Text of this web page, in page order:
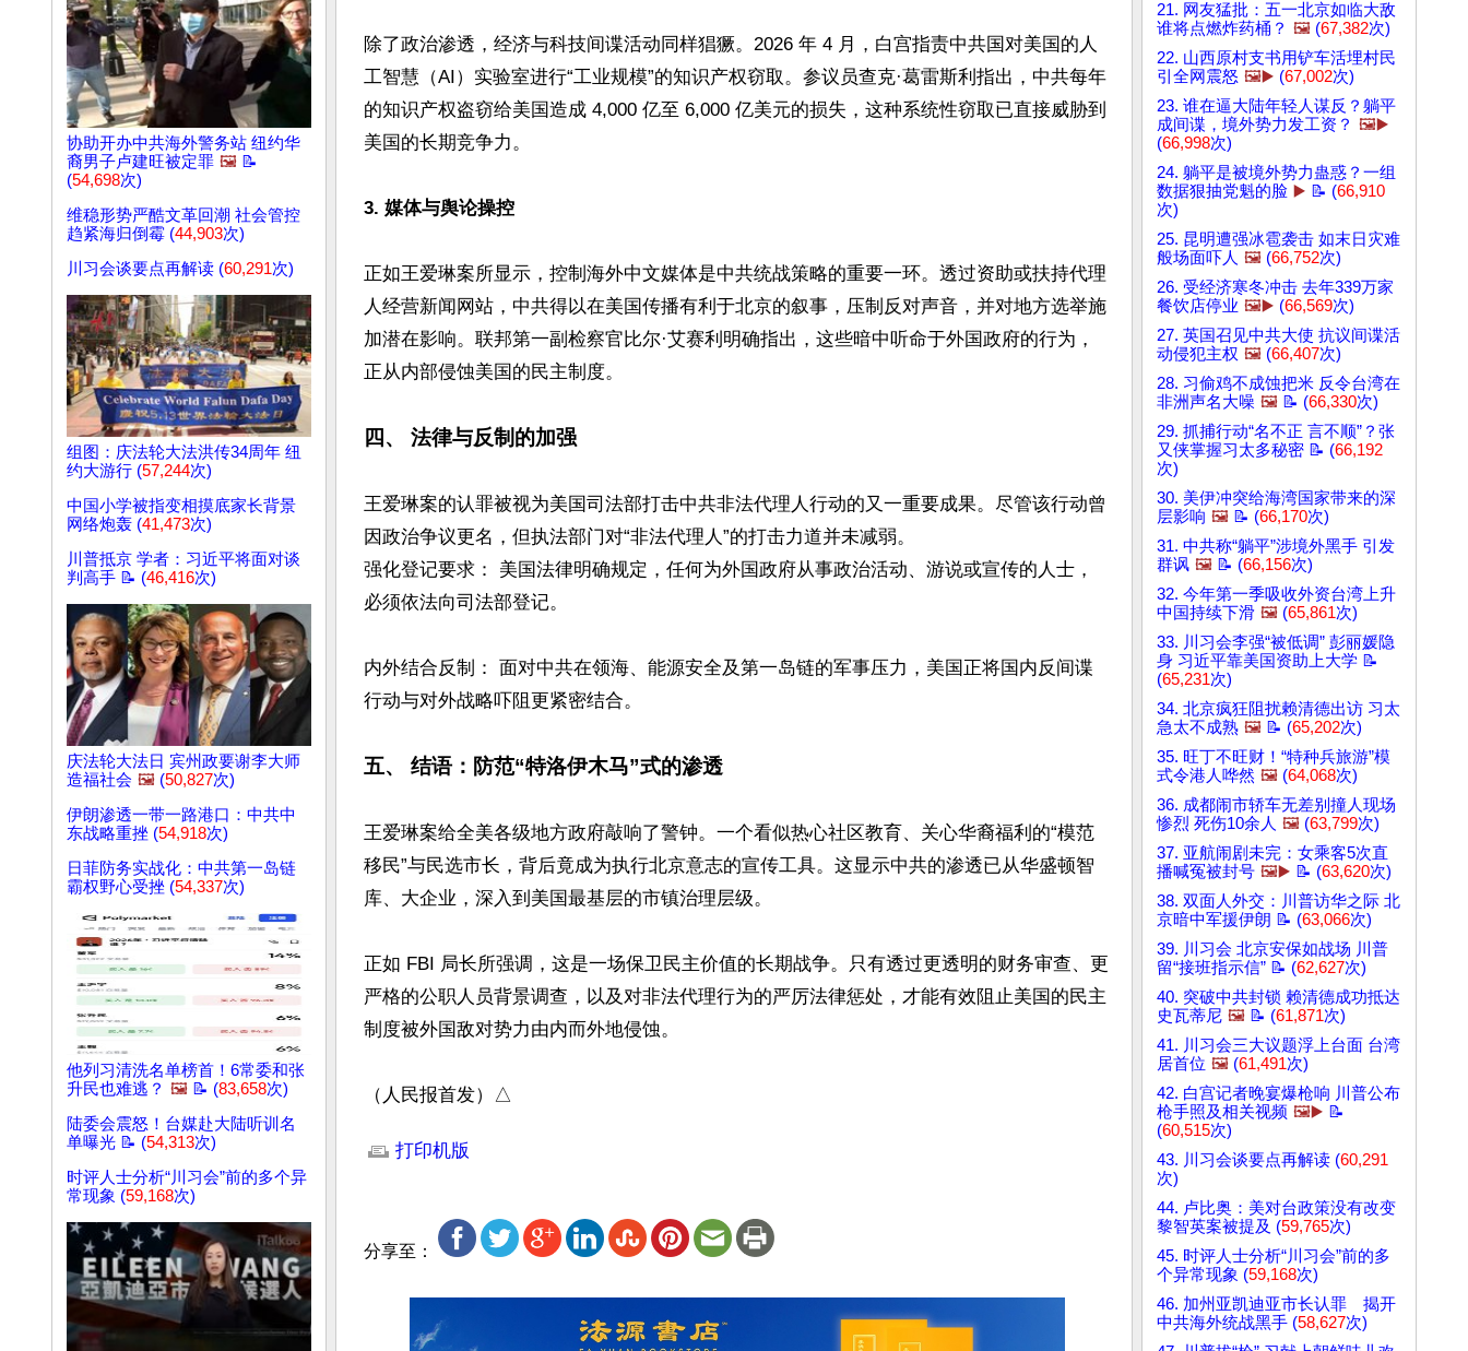
协助开办中共海外警务站 纽约华
裔男子卢建旺被定罪 🖼️ 📝
(54,698次)
维稳形势严酷文革回潮 社会管控
趋紧海归倒霉 (44,903次)
川习会谈要点再解读 (60,291次)
组图：庆法轮大法洪传34周年 纽
约大游行 (57,244次)
中国小学被指变相摸底家长背景
网络炮轰 (41,473次)
川普抵京 学者：习近平将面对谈
判高手 📝 (46,416次)
庆法轮大法日 宾州政要谢李大师
造福社会 🖼️ (50,827次)
伊朗渗透一带一路港口：中共中
东战略重挫 (54,918次)
日菲防务实战化：中共第一岛链
霸权野心受挫 (54,337次)
他列习清洗名单榜首！6常委和张
升民也难逃？ 🖼️ 📝 (83,658次)
陆委会震怒！台媒赴大陆听训名
单曝光 📝 (54,313次)
时评人士分析“川习会”前的多个异
常现象 (59,168次)
除了政治渗透，经济与科技间谍活动同样猖獗。2026 年 4 月，白宫指责中共国对美国的人
工智慧（AI）实验室进行“工业规模”的知识产权窃取。参议员查克·葛雷斯利指出，中共每年
的知识产权盗窃给美国造成 4,000 亿至 6,000 亿美元的损失，这种系统性窃取已直接威胁到
美国的长期竞争力。
3. 媒体与舆论操控
正如王爱琳案所显示，控制海外中文媒体是中共统战策略的重要一环。透过资助或扶持代理
人经营新闻网站，中共得以在美国传播有利于北京的叙事，压制反对声音，并对地方选举施
加潜在影响。联邦第一副检察官比尔·艾赛利明确指出，这些暗中听命于外国政府的行为，
正从内部侵蚀美国的民主制度。
四、 法律与反制的加强
王爱琳案的认罪被视为美国司法部打击中共非法代理人行动的又一重要成果。尽管该行动曾
因政治争议更名，但执法部门对“非法代理人”的打击力道并未减弱。
强化登记要求： 美国法律明确规定，任何为外国政府从事政治活动、游说或宣传的人士，
必须依法向司法部登记。
内外结合反制： 面对中共在领海、能源安全及第一岛链的军事压力，美国正将国内反间谍
行动与对外战略吓阻更紧密结合。
五、 结语：防范“特洛伊木马”式的渗透
王爱琳案给全美各级地方政府敲响了警钟。一个看似热心社区教育、关心华裔福利的“模范
移民”与民选市长，背后竟成为执行北京意志的宣传工具。这显示中共的渗透已从华盛顿智
库、大企业，深入到美国最基层的市镇治理层级。
正如 FBI 局长所强调，这是一场保卫民主价值的长期战争。只有透过更透明的财务审查、更
严格的公职人员背景调查，以及对非法代理行为的严厉法律惩处，才能有效阻止美国的民主
制度被外国敌对势力由内而外地侵蚀。
（人民报首发）△
打印机版
分享至：
21. 网友猛批：五一北京如临大敌
谁将点燃炸药桶？ 🖼️ (67,382次)
22. 山西原村支书用铲车活埋村民
引全网震怒 🖼️▶️ (67,002次)
23. 谁在逼大陆年轻人谋反？躺平
成间谍，境外势力发工资？ 🖼️▶️
(66,998次)
24. 躺平是被境外势力蛊惑？一组
数据狠抽党魁的脸 ▶️ 📝 (66,910
次)
25. 昆明遭强冰雹袭击 如末日灾难
般场面吓人 🖼️ (66,752次)
26. 受经济寒冬冲击 去年339万家
餐饮店停业 🖼️▶️ (66,569次)
27. 英国召见中共大使 抗议间谍活
动侵犯主权 🖼️ (66,407次)
28. 习偷鸡不成蚀把米 反令台湾在
非洲声名大噪 🖼️ 📝 (66,330次)
29. 抓捕行动“名不正 言不顺”？张
又侠掌握习太多秘密 📝 (66,192
次)
30. 美伊冲突给海湾国家带来的深
层影响 🖼️ 📝 (66,170次)
31. 中共称“躺平”涉境外黑手 引发
群讽 🖼️ 📝 (66,156次)
32. 今年第一季吸收外资台湾上升
中国持续下滑 🖼️ (65,861次)
33. 川习会李强“被低调” 彭丽媛隐
身 习近平靠美国资助上大学 📝
(65,231次)
34. 北京疯狂阻扰赖清德出访 习太
急太不成熟 🖼️ 📝 (65,202次)
35. 旺丁不旺财！“特种兵旅游”模
式令港人哗然 🖼️ (64,068次)
36. 成都闹市轿车无差别撞人现场
惨烈 死伤10余人 🖼️ (63,799次)
37. 亚航闹剧未完：女乘客5次直
播喊冤被封号 🖼️▶️ 📝 (63,620次)
38. 双面人外交：川普访华之际 北
京暗中军援伊朗 📝 (63,066次)
39. 川习会 北京安保如战场 川普
留“接班指示信” 📝 (62,627次)
40. 突破中共封锁 赖清德成功抵达
史瓦蒂尼 🖼️ 📝 (61,871次)
41. 川习会三大议题浮上台面 台湾
居首位 🖼️ (61,491次)
42. 白宫记者晚宴爆枪响 川普公布
枪手照及相关视频 🖼️▶️ 📝
(60,515次)
43. 川习会谈要点再解读 (60,291
次)
44. 卢比奥：美对台政策没有改变
黎智英案被提及 (59,765次)
45. 时评人士分析“川习会”前的多
个异常现象 (59,168次)
46. 加州亚凯迪亚市长认罪 揭开
中共海外统战黑手 (58,627次)